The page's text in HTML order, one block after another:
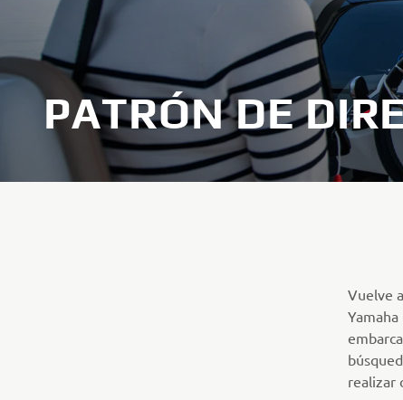
PATRÓN DE
Vuelve
realizar